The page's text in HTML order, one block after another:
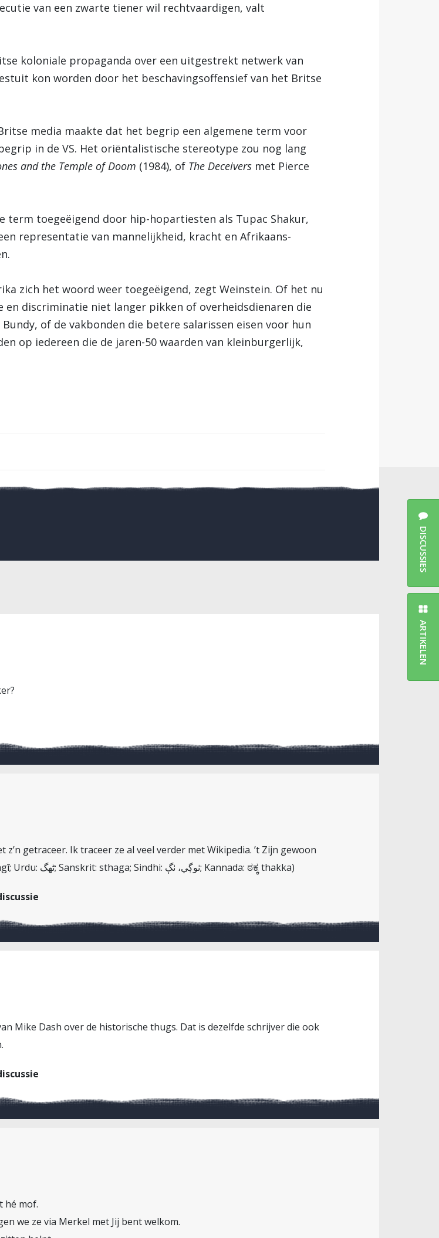
van een zwarte tiener wil rechtvaardigen, valt
koloniale propaganda over een uitgestrekt netwerk van
kon worden door het beschavingsoffensief van het Britse
media maakte dat het begrip een algemene term voor
in de VS. Het oriëntalistische stereotype zou nog lang
and the Temple of Doom (1984), of The Deceivers met Pierce
term toegeëigend door hip-hopartiesten als Tupac Shakur,
representatie van mannelijkheid, kracht en Afrikaans-
zich het woord weer toegeëigend, zegt Weinstein. Of het nu
discriminatie niet langer pikken of overheidsdienaren die
of de vakbonden die betere salarissen eisen voor hun
op iedereen die de jaren-50 waarden van kleinburgerlijk,
getraceer. Ik traceer ze al veel verder met Wikipedia. ’t Zijn gewoon
Moslim- en Hindoe-Ninja’s hoor. (Hindi: Nepali ठग्गी ṭhagī; Urdu: ٹھگ‎; Sanskrit: sthaga; Sindhi: ٺوڳي، ٺڳ‎; Kannada: ಠಕ್ಕ thakka)
Mike Dash over de historische thugs. Dat is dezelfde schrijver die ook
hé mof.
we ze via Merkel met Jij bent welkom.
DISCUSSIES
ARTIKELEN